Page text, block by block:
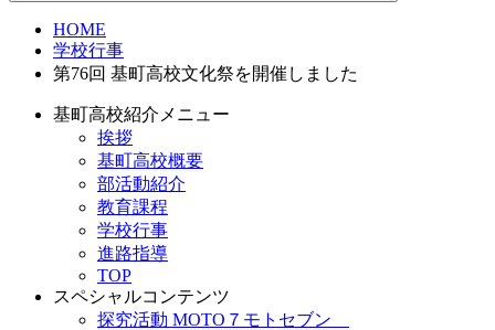
HOME
学校行事
第76回 基町高校文化祭を開催しました
基町高校紹介メニュー
挨拶
基町高校概要
部活動紹介
教育課程
学校行事
進路指導
TOP
スペシャルコンテンツ
探究活動 MOTO７モトセブン